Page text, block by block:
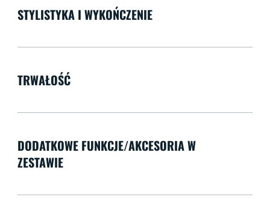
STYLISTYKA I WYKOŃCZENIE
TRWAŁOŚĆ
DODATKOWE FUNKCJE/AKCESORIA W
ZESTAWIE